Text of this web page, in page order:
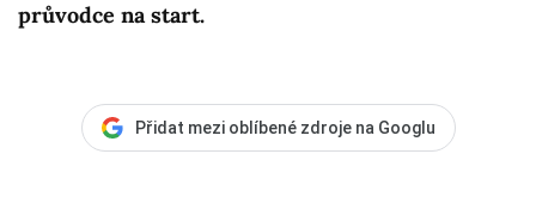
průvodce na start.
Přidat mezi oblíbené zdroje na Googlu